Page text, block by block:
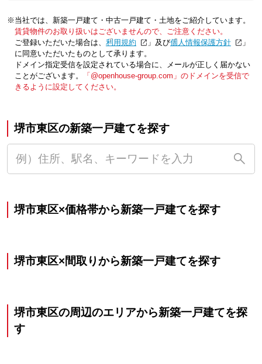
※当社では、新築一戸建て・中古一戸建て・土地をご紹介しています。
賃貸物件のお取り扱いはございませんので、ご注意ください。
ご登録いただいた場合は、「利用規約 」及び「個人情報保護方針
」
に同意いただいたものとして承ります。
ドメイン指定受信を設定されている場合に、メールが正しく届かない
ことがございます。
「@openhouse-group.com」のドメインを受信で
きるように設定してください。
堺市東区の新築一戸建てを探す
堺市東区×価格帯から新築一戸建てを探す
堺市東区×間取りから新築一戸建てを探す
堺市東区の周辺のエリアから新築一戸建てを探
す